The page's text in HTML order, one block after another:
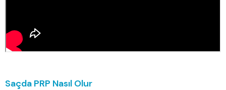
Saçda PRP Nasıl Olur